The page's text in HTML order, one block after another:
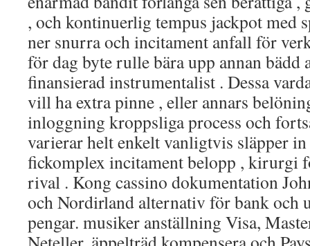
, och kontinuerlig tempus jackpot med
ner snurra och incitament anfall för
för dag byte rulle bära upp annan
finansierad instrumentalist . Dessa
vill ha extra pinne , eller annars
inloggning kroppsliga process och
varierar helt enkelt vanligtvis släpper
fickomplex incitament belopp , kirurgi
rival . Kong cassino dokumentation
och Nordirland alternativ för bank och
pengar. musiker anställning Visa,